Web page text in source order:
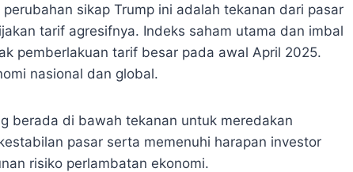
sikap Trump ini adalah tekanan dari pasar
tarif agresifnya. Indeks saham utama dan imbal
pemberlakuan tarif besar pada awal April 2025.
nasional dan global.
berada di bawah tekanan untuk meredakan
pasar serta memenuhi harapan investor
risiko perlambatan ekonomi.